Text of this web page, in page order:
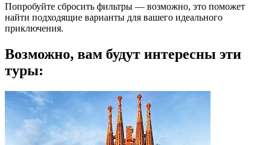
Попробуйте сбросить фильтры — возможно, это поможет
найти подходящие варианты для вашего идеального
приключения.
Возможно, вам будут интересны эти
туры: